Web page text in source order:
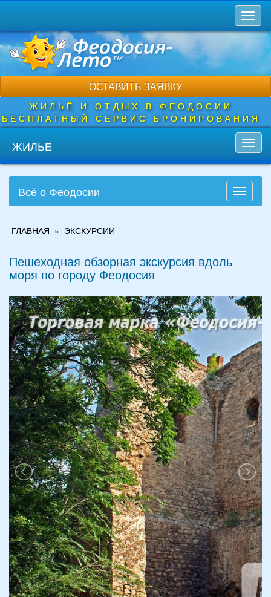
основному
содержанию
ОСТАВИТЬ ЗАЯВКУ
ЖИЛЬЁ И ОТДЫХ В ФЕОДОСИИ
БЕСПЛАТНЫЙ СЕРВИС БРОНИРОВАНИЯ
ЖИЛЬЕ
Toggle
Всё о Феодосии
здесь
ГЛАВНАЯ » ЭКСКУРСИИ
Пешеходная обзорная экскурсия вдоль
моря по городу Феодосия